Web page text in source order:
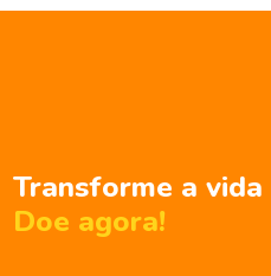
Transforme a vida
Doe agora!